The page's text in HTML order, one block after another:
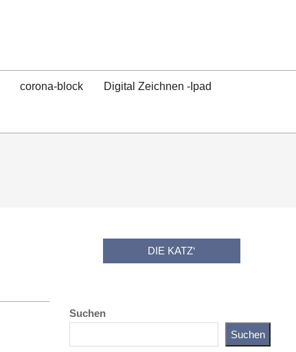
corona-block Digital Zeichnen -Ipad
DIE KATZ‘
Suchen
Suchen